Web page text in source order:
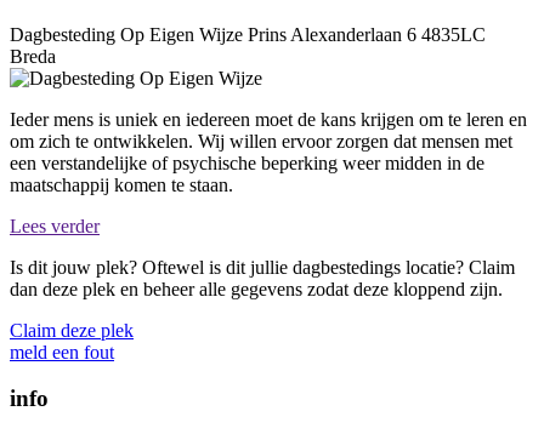
Dagbesteding Op Eigen Wijze Prins Alexanderlaan 6 4835LC
Breda
Ieder mens is uniek en iedereen moet de kans krijgen om te leren en
om zich te ontwikkelen. Wij willen ervoor zorgen dat mensen met
een verstandelijke of psychische beperking weer midden in de
maatschappij komen te staan.
Lees verder
Is dit jouw plek? Oftewel is dit jullie dagbestedings locatie? Claim
dan deze plek en beheer alle gegevens zodat deze kloppend zijn.
Claim deze plek
meld een fout
info